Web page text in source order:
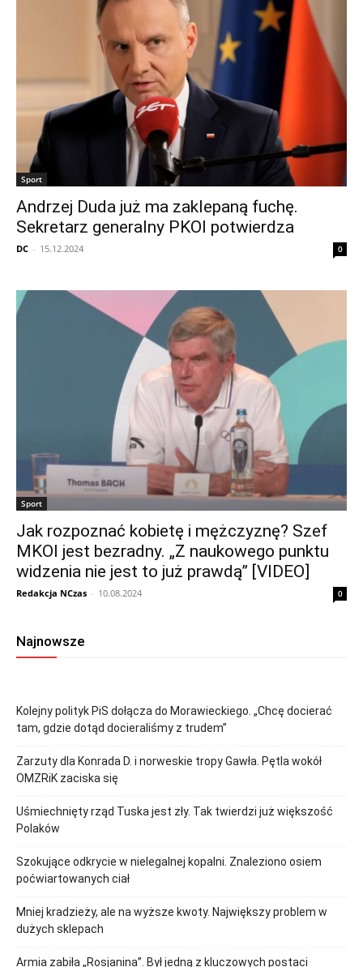
Sport
Andrzej Duda już ma zaklepaną fuchę.
Sekretarz generalny PKOl potwierdza
DC - 15.12.2024 0
Sport
Jak rozpoznać kobietę i mężczyznę? Szef
MKOl jest bezradny. „Z naukowego punktu
widzenia nie jest to już prawdą” [VIDEO]
Redakcja NCzas - 10.08.2024 0
Najnowsze
Kolejny polityk PiS dołącza do Morawieckiego. „Chcę docierać
tam, gdzie dotąd docieraliśmy z trudem”
Zarzuty dla Konrada D. i norweskie tropy Gawła. Pętla wokół
OMZRiK zaciska się
Uśmiechnięty rząd Tuska jest zły. Tak twierdzi już większość
Polaków
Szokujące odkrycie w nielegalnej kopalni. Znaleziono osiem
poćwiartowanych ciał
Mniej kradzieży, ale na wyższe kwoty. Największy problem w
dużych sklepach
Armia zabiła „Rosjanina”. Był jedną z kluczowych postaci